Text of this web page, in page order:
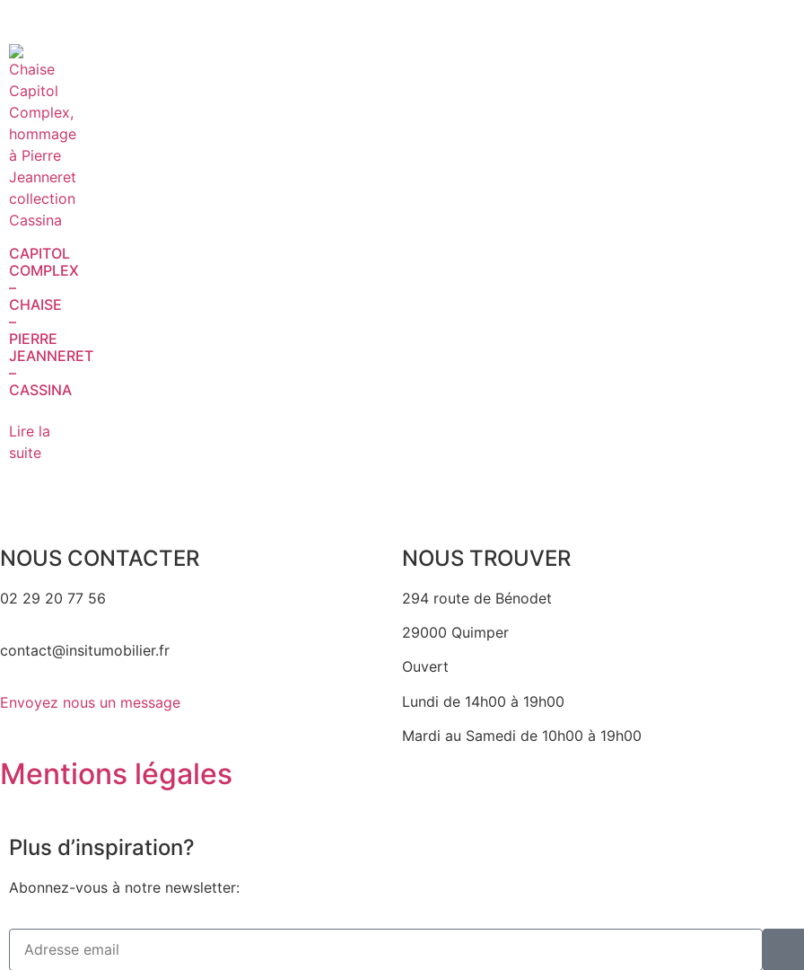
CAPITOL
COMPLEX
–
CHAISE
–
PIERRE
JEANNERET
–
CASSINA
Lire la
suite
NOUS CONTACTER
02 29 20 77 56
contact@insitumobilier.fr
Envoyez nous un message
NOUS TROUVER
294 route de Bénodet
29000 Quimper
Ouvert
Lundi de 14h00 à 19h00
Mardi au Samedi de 10h00 à 19h00
Mentions légales
Plus d’inspiration?
Abonnez-vous à notre newsletter: